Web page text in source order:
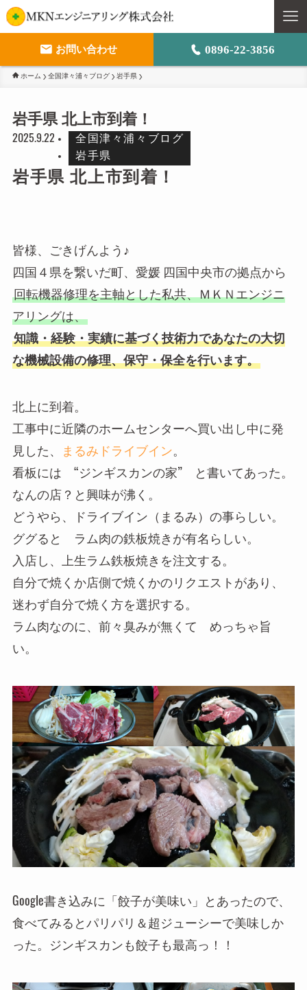
お問い合わせ 0896-22-3856
ホーム 全国津々浦々ブログ 岩手県
岩手県 北上市到着！
2025.9.22
全国津々浦々ブログ
岩手県
岩手県 北上市到着！
皆様、ごきげんよう♪
四国４県を繋いだ町、愛媛 四国中央市の拠点から
回転機器修理を主軸とした私共、ＭＫＮエンジニ
アリングは、
知識・経験・実績に基づく技術力であなたの大切
な機械設備の修理、保守・保全を行います。
北上に到着。
工事中に近隣のホームセンターへ買い出し中に発
見した、
まるみドライブイン。
看板には “ジンギスカンの家” と書いてあった。
なんの店？と興味が沸く。
どうやら、ドライブイン（まるみ）の事らしい。
ググると ラム肉の鉄板焼きが有名らしい。
入店し、上生ラム鉄板焼きを注文する。
自分で焼くか店側で焼くかのリクエストがあり、
迷わず自分で焼く方を選択する。
ラム肉なのに、前々臭みが無くて めっちゃ旨
い。
Google書き込みに「餃子が美味い」とあったので、
食べてみるとパリパリ＆超ジューシーで美味しか
った。ジンギスカンも餃子も最高っ！！